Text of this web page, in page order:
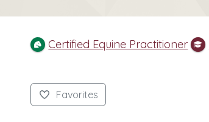
Certified Equine Practitioner
Favorites